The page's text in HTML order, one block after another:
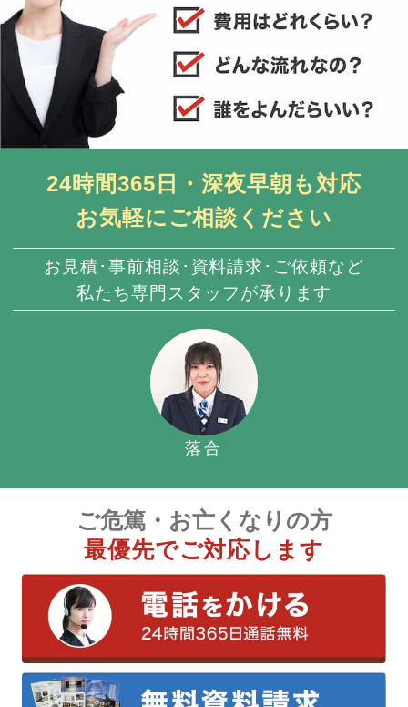
24時間365日・深夜早朝も対応
お気軽にご相談ください
お見積･事前相談･資料請求･ご依頼など
私たち専門スタッフが承ります
落合
ご危篤・お亡くなりの方
最優先でご対応します